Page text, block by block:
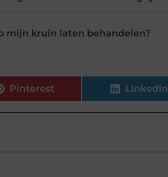
mijn kruin laten behandelen?
Pinterest LinkedIn